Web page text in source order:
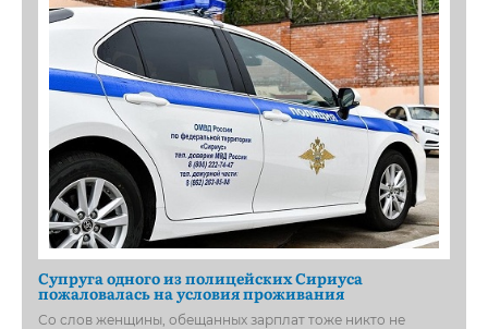
Супруга одного из полицейских Сириуса
пожаловалась на условия проживания
Со слов женщины, обещанных зарплат тоже никто не